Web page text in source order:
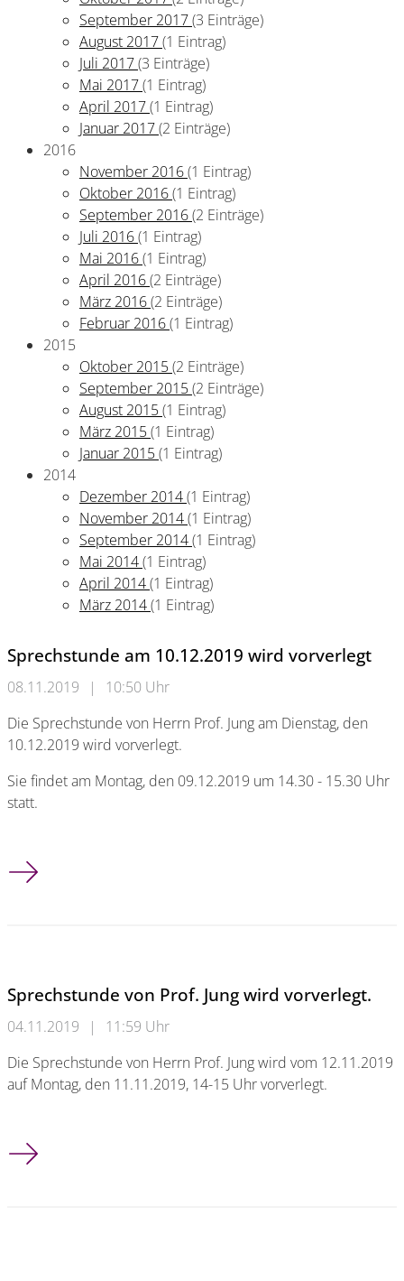
September 2017(3 Einträge)
August 2017(1 Eintrag)
Juli 2017(3 Einträge)
Mai 2017(1 Eintrag)
April 2017(1 Eintrag)
Januar 2017(2 Einträge)
2016
November 2016(1 Eintrag)
Oktober 2016(1 Eintrag)
September 2016(2 Einträge)
Juli 2016(1 Eintrag)
Mai 2016(1 Eintrag)
April 2016(2 Einträge)
März 2016(2 Einträge)
Februar 2016(1 Eintrag)
2015
Oktober 2015(2 Einträge)
September 2015(2 Einträge)
August 2015(1 Eintrag)
März 2015(1 Eintrag)
Januar 2015(1 Eintrag)
2014
Dezember 2014(1 Eintrag)
November 2014(1 Eintrag)
September 2014(1 Eintrag)
Mai 2014(1 Eintrag)
April 2014(1 Eintrag)
März 2014(1 Eintrag)
Sprechstunde am 10.12.2019 wird vorverlegt
08.11.2019 |
10:50 Uhr
Die Sprechstunde von Herrn Prof. Jung am Dienstag, den
10.12.2019 wird vorverlegt.
Sie findet am Montag, den 09.12.2019 um 14.30 - 15.30 Uhr
statt.
Sprechstunde am 10.12.2019 wird vorverlegt
Sprechstunde von Prof. Jung wird vorverlegt.
04.11.2019 |
11:59 Uhr
Die Sprechstunde von Herrn Prof. Jung wird vom 12.11.2019
auf Montag, den 11.11.2019, 14-15 Uhr vorverlegt.
Sprechstunde von Prof. Jung wird vorverlegt.